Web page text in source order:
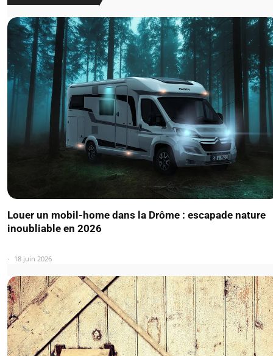
Louer un mobil-home dans la Drôme : escapade nature
inoubliable en 2026
18 juin 2026